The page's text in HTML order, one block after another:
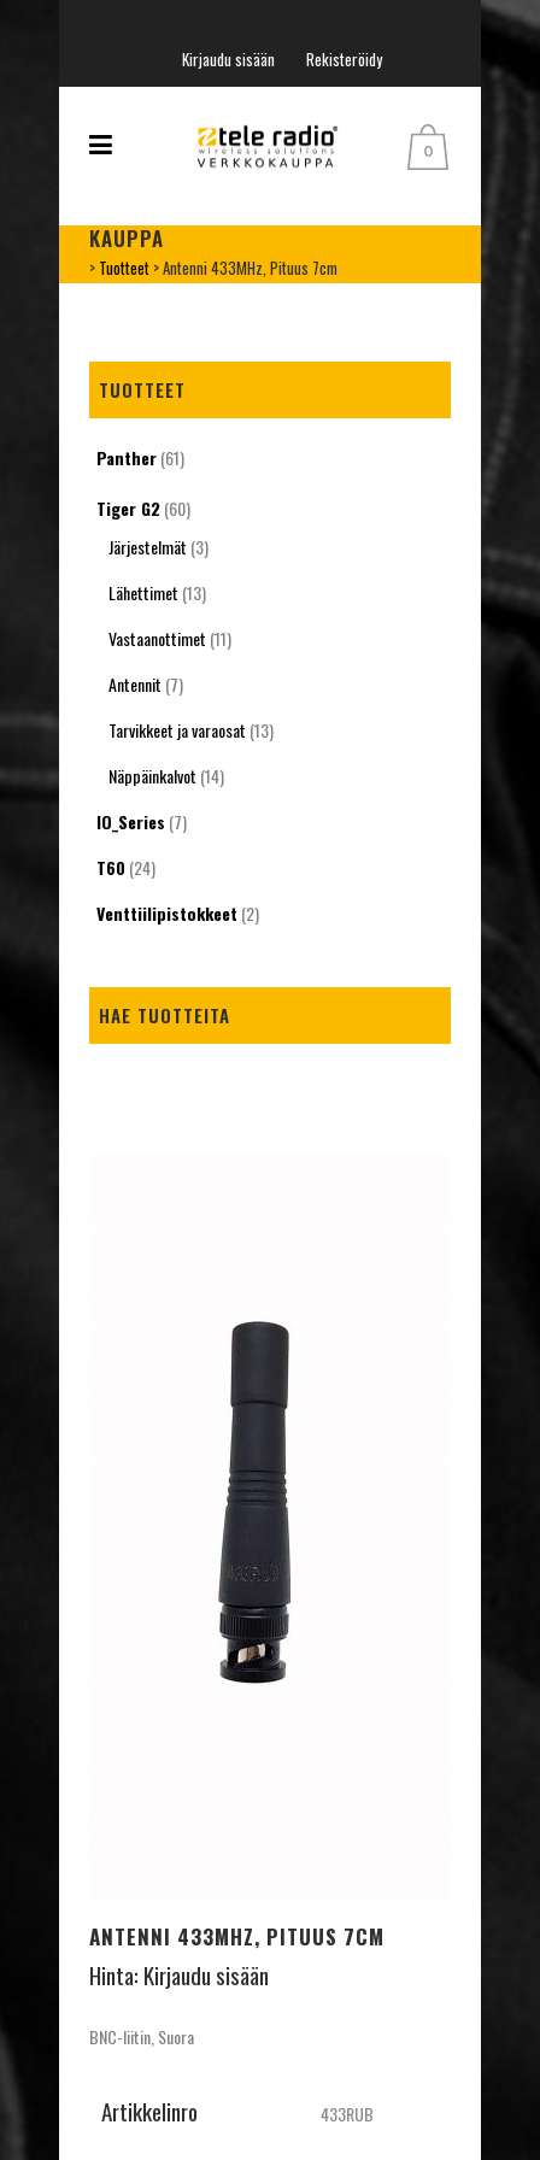
Kirjaudu sisään Rekisteröidy
0
KAUPPA
> Tuotteet >Antenni 433MHz, Pituus 7cm
TUOTTEET
Panther(61)
Tiger G2(60)
Järjestelmät (3)
Lähettimet (13)
Vastaanottimet (11)
Antennit (7)
Tarvikkeet ja varaosat (13)
Näppäinkalvot (14)
IO_Series (7)
T60 (24)
Venttiilipistokkeet (2)
HAE TUOTTEITA
ANTENNI 433MHZ, PITUUS 7CM
Hinta: Kirjaudu sisään
BNC-liitin, Suora
Artikkelinro 433RUB